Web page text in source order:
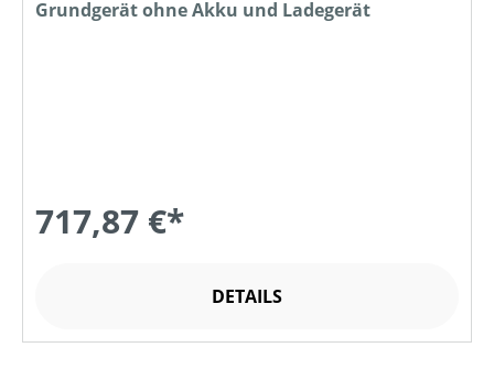
Grundgerät ohne Akku und Ladegerät
717,87 €*
DETAILS